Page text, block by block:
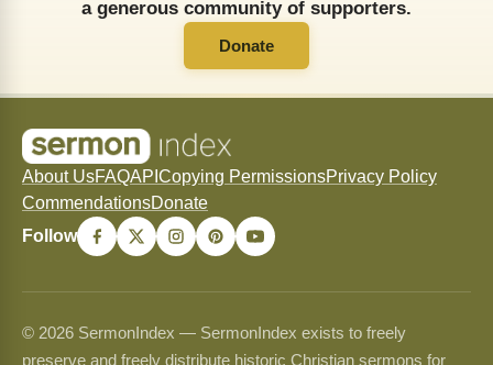
a generous community of supporters.
Donate
About UsFAQAPI Copying PermissionsPrivacy Policy
CommendationsDonate
Follow
© 2026 SermonIndex — SermonIndex exists to freely
preserve and freely distribute historic Christian sermons for